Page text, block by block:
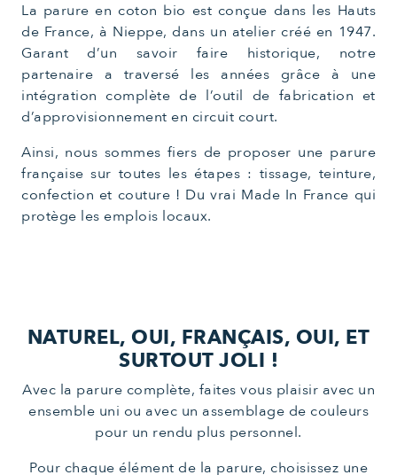
La parure en coton bio est conçue dans les Hauts
de France, à Nieppe, dans un atelier créé en 1947.
Garant d’un savoir faire historique, notre
partenaire a traversé les années grâce à une
intégration complète de l’outil de fabrication et
d’approvisionnement en circuit court.
Ainsi, nous sommes fiers de proposer une parure
française sur toutes les étapes : tissage, teinture,
confection et couture ! Du vrai Made In France qui
protège les emplois locaux.
NATUREL, OUI, FRANÇAIS, OUI, ET
SURTOUT JOLI !
Avec la parure complète, faites vous plaisir avec un
ensemble uni ou avec un assemblage de couleurs
pour un rendu plus personnel.
Pour chaque élément de la parure, choisissez une